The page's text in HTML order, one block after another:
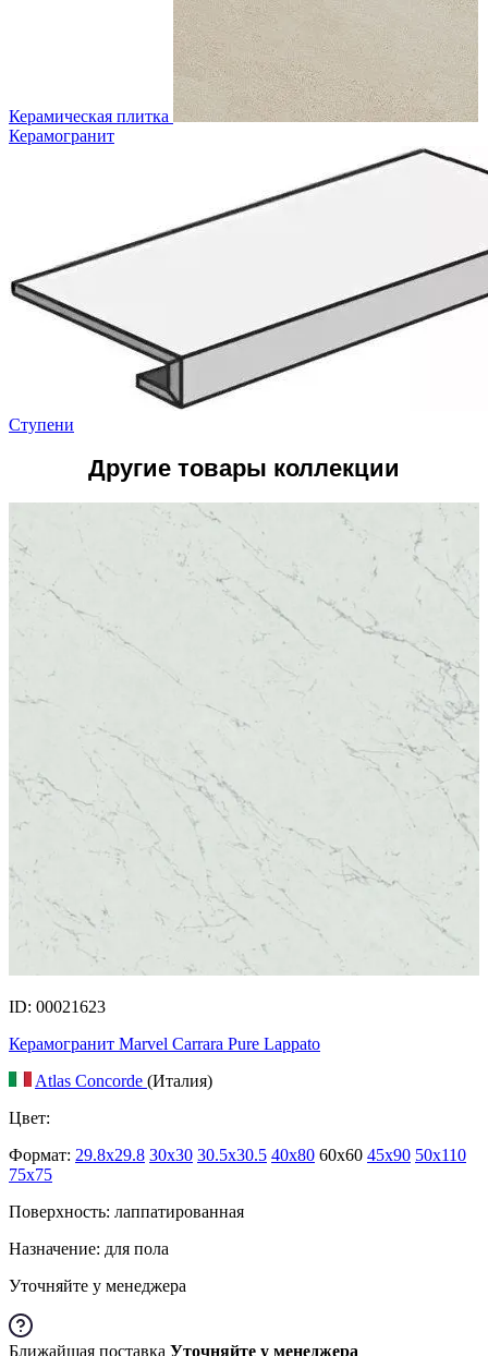
Керамическая плитка
Керамогранит
Ступени
Другие товары коллекции
ID: 00021623
Керамогранит Marvel Carrara Pure Lappato
Atlas Concorde (Италия)
Цвет:
Формат: 29.8x29.8 30x30 30.5x30.5 40x80 60x60 45x90 50x110
75x75
Поверхность: лаппатированная
Назначение: для пола
Уточняйте у менеджера
Ближайшая поставка Уточняйте у менеджера